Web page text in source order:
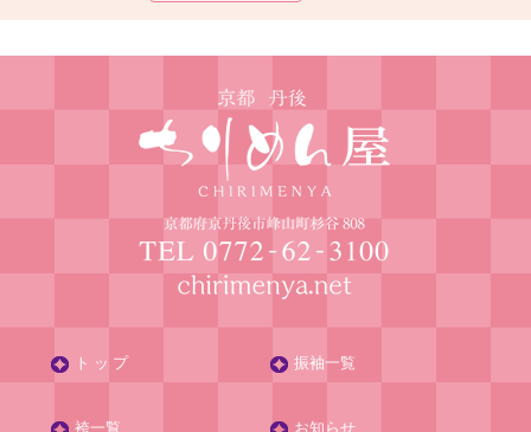
ト ッ プ 振袖一覧
袴一覧 お知らせ